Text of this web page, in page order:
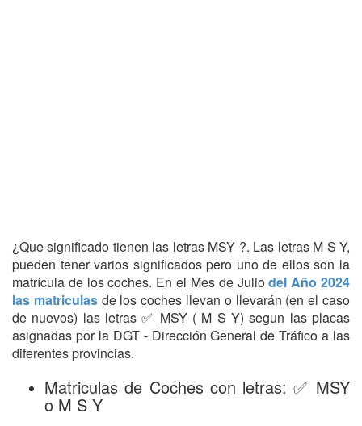
¿Que significado tienen las letras MSY ?. Las letras M S Y,
pueden tener varios significados pero uno de ellos son la
matrícula de los coches. En el Mes de Juliodel Año 2024
las matriculas de los coches llevan o llevarán (en el caso
de nuevos) las letras ✅ MSY ( M S Y) segun las placas
asignadas por la DGT - Dirección General de Tráfico a las
diferentes provincias.
Matriculas de Coches con letras: ✅ MSY
o M S Y